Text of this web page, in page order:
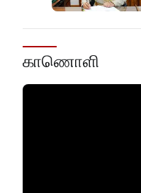
காணொளி